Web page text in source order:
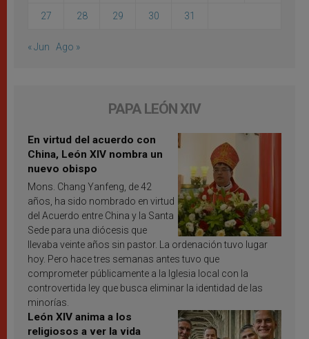
27 28 29 30 31
« Jun Ago »
PAPA LEÓN XIV
En virtud del acuerdo con
China, León XIV nombra un
nuevo obispo
Mons. Chang Yanfeng, de 42
años, ha sido nombrado en virtud
del Acuerdo entre China y la Santa
Sede para una diócesis que
llevaba veinte años sin pastor. La ordenación tuvo lugar
hoy. Pero hace tres semanas antes tuvo que
comprometer públicamente a la Iglesia local con la
controvertida ley que busca eliminar la identidad de las
minorías.
León XIV anima a los
religiosos a ver la vida